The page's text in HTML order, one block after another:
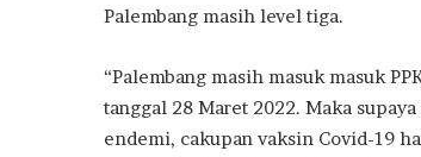
Palembang masih level tiga.
“Palembang masih masuk masuk
tanggal 28 Maret 2022. Maka
endemi, cakupan vaksin Covid-19